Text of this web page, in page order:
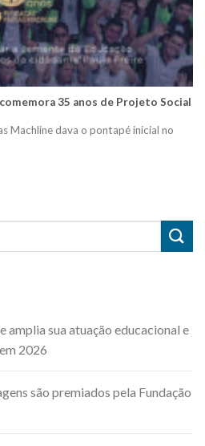
35 anos de Projeto Social
Machline dava o pontapé inicial no
amplia sua atuação educacional e
2026
são premiados pela Fundação